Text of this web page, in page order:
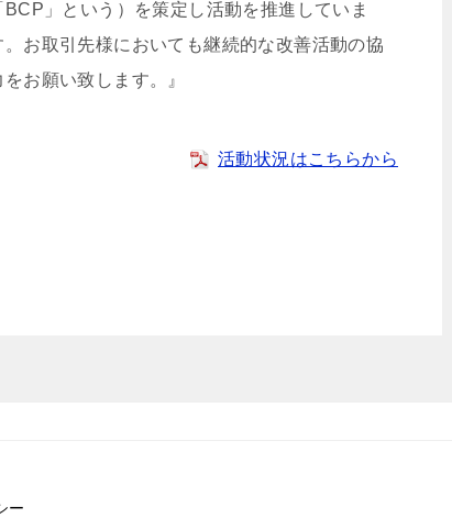
BCP」という）を策定し活動を推進していま
。お取引先様においても継続的な改善活動の協
をお願い致します。』
活動状況はこちらから
ー